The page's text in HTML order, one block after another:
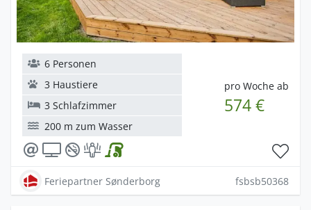
pro Woche ab
574 €
6 Personen
3 Haustiere
3 Schlafzimmer
200 m zum Wasser
Feriepartner Sønderborg fsbsb50368